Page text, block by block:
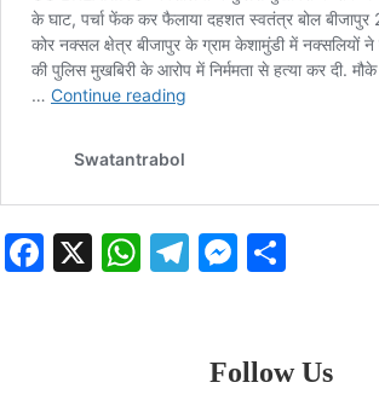
Facebook
X WhatsApp
Telegram
Follow Us